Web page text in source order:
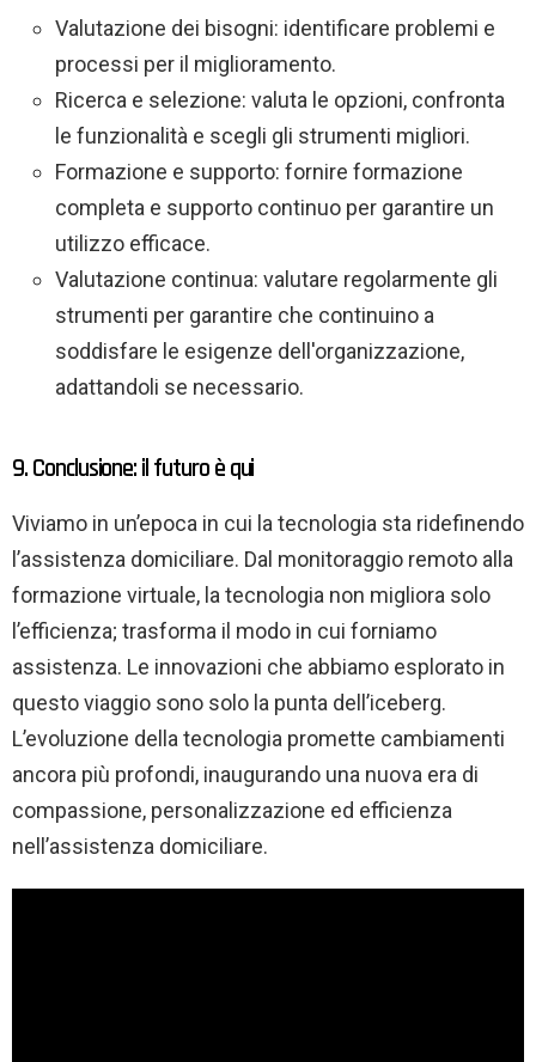
Valutazione dei bisogni: identificare problemi e
processi per il miglioramento.
Ricerca e selezione: valuta le opzioni, confronta
le funzionalità e scegli gli strumenti migliori.
Formazione e supporto: fornire formazione
completa e supporto continuo per garantire un
utilizzo efficace.
Valutazione continua: valutare regolarmente gli
strumenti per garantire che continuino a
soddisfare le esigenze dell'organizzazione,
adattandoli se necessario.
9. Conclusione: il futuro è qui
Viviamo in un’epoca in cui la tecnologia sta ridefinendo
l’assistenza domiciliare. Dal monitoraggio remoto alla
formazione virtuale, la tecnologia non migliora solo
l’efficienza; trasforma il modo in cui forniamo
assistenza. Le innovazioni che abbiamo esplorato in
questo viaggio sono solo la punta dell’iceberg.
L’evoluzione della tecnologia promette cambiamenti
ancora più profondi, inaugurando una nuova era di
compassione, personalizzazione ed efficienza
nell’assistenza domiciliare.